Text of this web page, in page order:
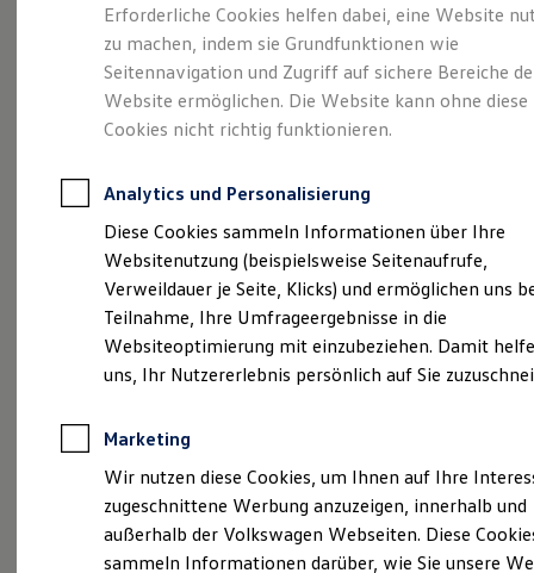
Leasing
Leasing-Angebote
Gebrauchtwagen Leasing
Junge Gebrauchtwagen-Leasing
Elektroauto Leasing
Kleinwagen-Leasing
Leasing ohne Anzahlung
Autokredit mit Schlussrate
Versicherungen und Garantien
Kfz-Versicherung
Restschuldversicherungen
Garantien
Wartungsverträge
Geschäftskunden
Professional Class bei Volkswagen
Großkunden
Behörden
Anpfiff zum Gewinn
Elektroautos
ID. Tutorials
Elektrofahrzeugkonzepte
Ihr Begleiter für Alltag
und Freizeit. Der T-
Cross.
Impressum & Rechtliches)
Erforderliche Cookies helfen dabei, eine Website
zu machen, indem sie Grundfunktionen wie
Seitennavigation und Zugriff auf sichere Bereiche
Website ermöglichen. Die Website kann ohne diese
Cookies nicht richtig funktionieren.
Analytics und Personalisierung
Diese Cookies sammeln Informationen über Ihre
Websitenutzung (beispielsweise Seitenaufrufe,
Verweildauer je Seite, Klicks) und ermöglichen uns
Teilnahme, Ihre Umfrageergebnisse in die
Websiteoptimierung mit einzubeziehen. Damit
uns, Ihr Nutzererlebnis persönlich auf Sie
Marketing
Wir nutzen diese Cookies, um Ihnen auf Ihre
zugeschnittene Werbung anzuzeigen, innerhalb und
außerhalb der Volkswagen Webseiten. Diese
sammeln Informationen darüber, wie Sie unsere